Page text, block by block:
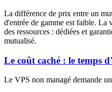
La différence de prix entre un
d'entrée de gamme est faible. La
des ressources : dédiées et
mutualisé.
Le coût caché : le temps
Le VPS non managé demande